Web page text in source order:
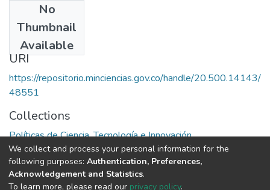
No
Thumbnail
Available
1985
URI
https://repositorio.minciencias.gov.co/handle/20.500.14143/
48551
Collections
Políticas de Ciencia, Tecnología e Innovación
Full item page
We collect and process your personal information for the
following purposes: Authentication, Preferences,
Acknowledgement and Statistics.
To learn more, please read our privacy policy.